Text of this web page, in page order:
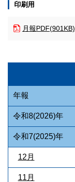
年報
令和8(2026)年
令和7(2025)年
12月
11月
印刷用
月報PDF(901KB)